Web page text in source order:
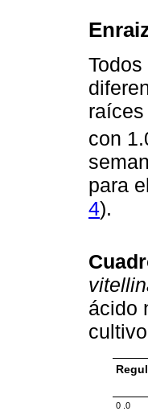
con
para
4).
ácido
0 .0